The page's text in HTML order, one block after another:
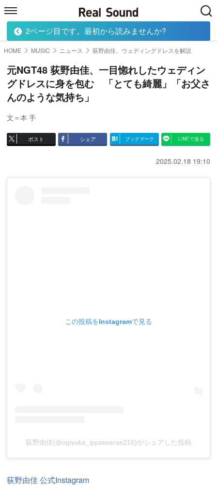
HOME MUSIC MOVIE TECH
HOME MUSIC ニュース 荻野由佳、ウェディングドレスを解説
元NGT48 荻野由佳、一目惚れしたウェディン
グドレスに身を包む 「とても綺麗」「お父さ
んのような気持ち」
文＝本 手
ポスト シェア ブックマーク LINEで送る
2025.02.18 19:10
この投稿をInstagramで見る
荻野由佳(@ogiyuka_ippaiwarae216)がシェアした投稿
荻野由佳 公式Instagram
2ページ目です。最初から読みませんか?